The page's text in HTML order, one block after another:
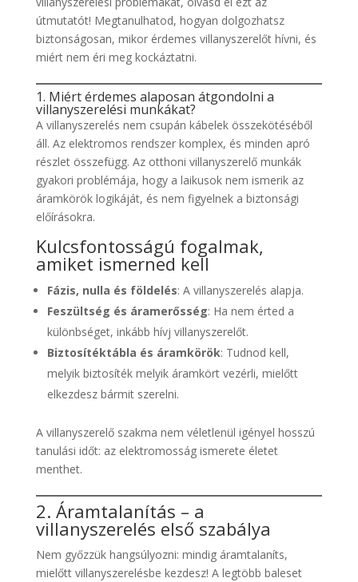
útmutatót! Megtanulhatod, hogyan dolgozhatsz
biztonságosan, mikor érdemes villanyszerelőt hívni, és
miért nem éri meg kockáztatni.
1. Miért érdemes alaposan átgondolni a
villanyszerelési munkákat?
A villanyszerelés nem csupán kábelek összekötéséből
áll. Az elektromos rendszer komplex, és minden apró
részlet összefügg. Az otthoni villanyszerelő munkák
gyakori problémája, hogy a laikusok nem ismerik az
áramkörök logikáját, és nem figyelnek a biztonsági
előírásokra.
Kulcsfontosságú fogalmak,
amiket ismerned kell
Fázis, nulla és földelés: A villanyszerelés alapja.
Feszültség és áramerősség: Ha nem érted a
különbséget, inkább hívj villanyszerelőt.
Biztosítéktábla és áramkörök: Tudnod kell,
melyik biztosíték melyik áramkört vezérli, mielőtt
elkezdesz bármit szerelni.
A villanyszerelő szakma nem véletlenül igényel hosszú
tanulási időt: az elektromosság ismerete életet
menthet.
2. Áramtalanítás – a
villanyszerelés első szabálya
Nem győzzük hangsúlyozni: mindig áramtalaníts,
mielőtt villanyszerelésbe kezdesz! A legtöbb baleset